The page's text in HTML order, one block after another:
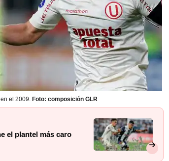
el 2009. Foto: composición GLR
el plantel más caro